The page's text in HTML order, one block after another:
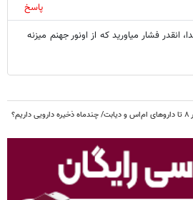
پاسخ
انقدر فشار میاورید که از اونور جهنم میزنه